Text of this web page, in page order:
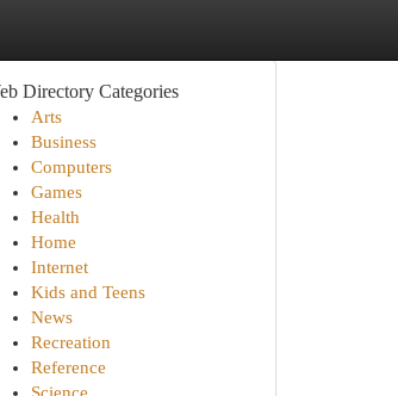
Directory Categories
Arts
Business
Computers
Games
Health
Home
Internet
Kids and Teens
News
Recreation
Reference